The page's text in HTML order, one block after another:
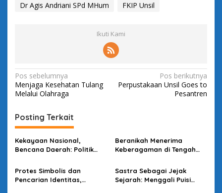
Dr Agis Andriani SPd MHum
FKIP Unsil
Ikuti Kami
N
a
i
g
a
i
Pos sebelumnya
Menjaga Kesehatan Tulang
Melalui Olahraga
Pos berikutnya
Perpustakaan Unsil Goes to
Pesantren
Posting Terkait
Kekayaan Nasional,
Bencana Daerah: Politik
Beranikah Menerima
Keberagaman di Tengah
Protes Simbolis dan
Pencarian Identitas,
Sastra Sebagai Jejak
Sejarah: Menggali Puisi